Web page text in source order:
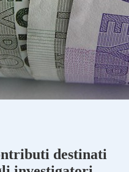
destinati